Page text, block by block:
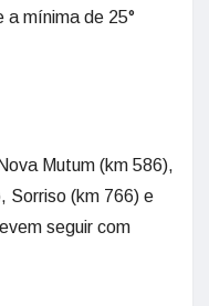
a mínima de 25°
Mutum (km 586),
Sorriso (km 766) e
seguir com